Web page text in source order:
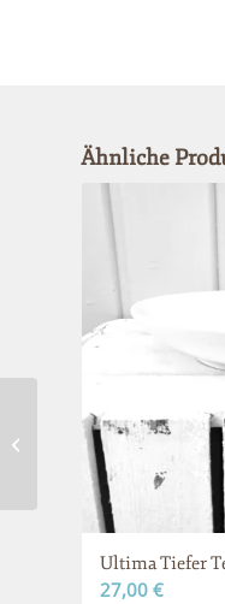
Ähnliche
Ultima Tiefer
27,00 €
Schale Calla (CALL)